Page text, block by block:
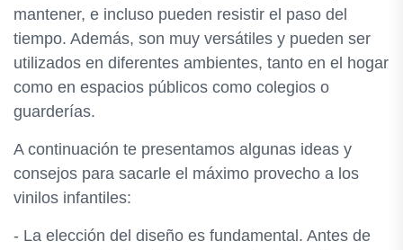
mantener, e incluso pueden resistir el paso del
tiempo. Además, son muy versátiles y pueden ser
utilizados en diferentes ambientes, tanto en el hogar
como en espacios públicos como colegios o
guarderías.
A continuación te presentamos algunas ideas y
consejos para sacarle el máximo provecho a los
vinilos infantiles:
- La elección del diseño es fundamental. Antes de